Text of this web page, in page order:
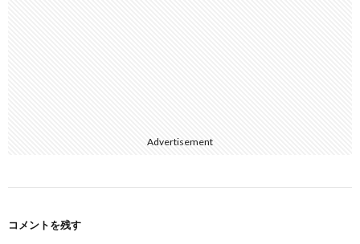
Advertisement
コメントを残す